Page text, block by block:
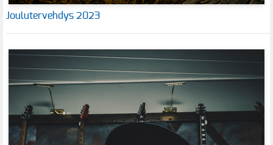
Joulutervehdys 2023